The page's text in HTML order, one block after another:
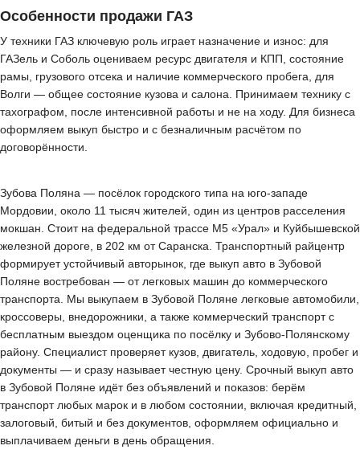
Особенности продажи ГАЗ
У техники ГАЗ ключевую роль играет назначение и износ: для
ГАЗель и Соболь оцениваем ресурс двигателя и КПП, состояние
рамы, грузового отсека и наличие коммерческого пробега, для
Волги — общее состояние кузова и салона. Принимаем технику с
тахографом, после интенсивной работы и не на ходу. Для бизнеса
оформляем выкуп быстро и с безналичным расчётом по
договорённости.
Зубова Поляна — посёлок городского типа на юго-западе
Мордовии, около 11 тысяч жителей, один из центров расселения
мокшан. Стоит на федеральной трассе М5 «Урал» и Куйбышевской
железной дороге, в 202 км от Саранска. Транспортный райцентр
формирует устойчивый авторынок, где выкуп авто в Зубовой
Поляне востребован — от легковых машин до коммерческого
транспорта. Мы выкупаем в Зубовой Поляне легковые автомобили,
кроссоверы, внедорожники, а также коммерческий транспорт с
бесплатным выездом оценщика по посёлку и Зубово-Полянскому
району. Специалист проверяет кузов, двигатель, ходовую, пробег и
документы — и сразу называет честную цену. Срочный выкуп авто
в Зубовой Поляне идёт без объявлений и показов: берём
транспорт любых марок и в любом состоянии, включая кредитный,
залоговый, битый и без документов, оформляем официально и
выплачиваем деньги в день обращения.